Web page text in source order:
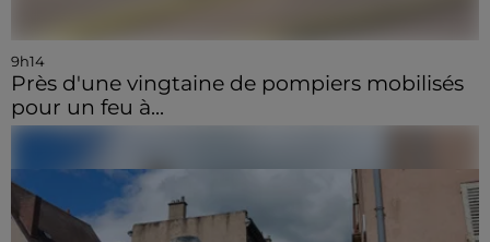
9h14
Près d'une vingtaine de pompiers mobilisés
pour un feu à...